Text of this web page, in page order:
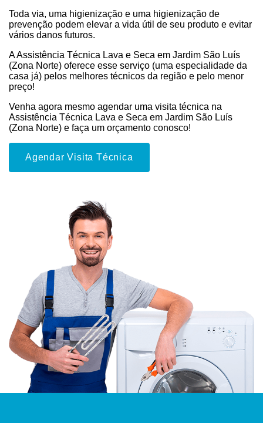
Toda via, uma higienização e uma higienização de
prevenção podem elevar a vida útil de seu produto e evitar
vários danos futuros.
A Assistência Técnica Lava e Seca em Jardim São Luís
(Zona Norte) oferece esse serviço (uma especialidade da
casa já) pelos melhores técnicos da região e pelo menor
preço!
Venha agora mesmo agendar uma visita técnica na
Assistência Técnica Lava e Seca em Jardim São Luís
(Zona Norte) e faça um orçamento conosco!
Agendar Visita Técnica